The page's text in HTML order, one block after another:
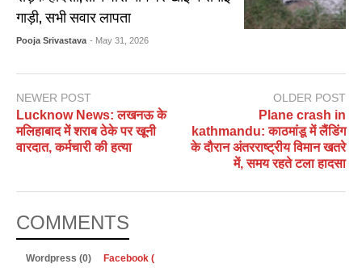
गाड़ी, सभी सवार लापता
Pooja Srivastava - May 31, 2026
NEWER POST
Lucknow News: लखनऊ के
मलिहाबाद में शराब ठेके पर खूनी
वारदात, कर्मचारी की हत्या
OLDER POST
Plane crash in
kathmandu: काठमांडू में लैंडिंग
के दौरान अंतरराष्ट्रीय विमान खतरे
में, समय रहते टला हादसा
COMMENTS
Wordpress (0) Facebook (